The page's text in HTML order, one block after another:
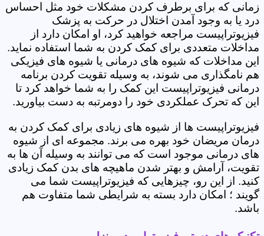
زمانی که برای برطرف کردن مشکلات خود مثل احساس
درد یا به وجود آمدن اختلال در حرکت به پزشک
فیزیوتراپیست مراجعه خواهید کرد، او امکان دارد از
مداخلات متعددی برای کمک کردن به شما استفاده نماید.
این مداخلات که شیوه های درمانی یا شیوه های فیزیکی
هم نامگذاری می شوند، به وسیله تقویت کردن برنامه
درمانی فیزیوتراپیست این کمک را به شما خواهد کرد تا
این که تحرک عملکردی خود را دومرتبه به دست بیاورید.
فیزیوتراپیست ها از شیوه های زیادی برای کمک کردن به
درمان مریضان خود بهره می برند. مجموعه ای از شیوه
های درمانی موجود است که می توانند به وسیله آن ها به
تقویت، آرامش و بهتر شدن ماهیچه های بدن کمک زیادی
کنید. از این رو، چیزهایی که فیزیوتراپیست شما می
گویند ؛ امکان دارد بسته به شرایطی شما متفاوت هم
باشد.